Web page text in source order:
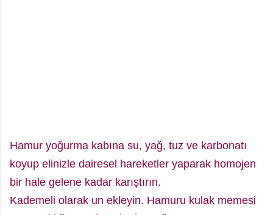
Hamur yoğurma kabına su, yağ, tuz ve karbonatı
koyup elinizle dairesel hareketler yaparak homojen
bir hale gelene kadar karıştırın.
Kademeli olarak un ekleyin. Hamuru kulak memesi